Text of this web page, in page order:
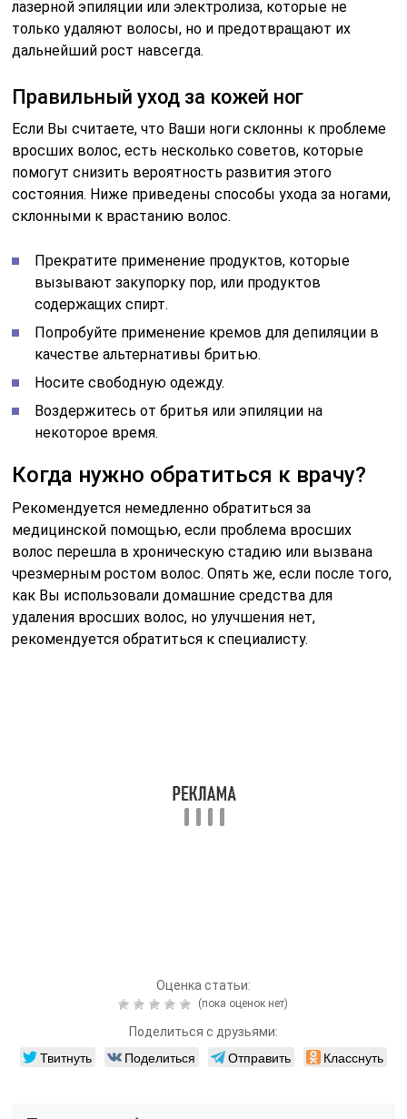
лазерной эпиляции или электролиза, которые не
только удаляют волосы, но и предотвращают их
дальнейший рост навсегда.
Правильный уход за кожей ног
Если Вы считаете, что Ваши ноги склонны к проблеме
вросших волос, есть несколько советов, которые
помогут снизить вероятность развития этого
состояния. Ниже приведены способы ухода за ногами,
склонными к врастанию волос.
Прекратите применение продуктов, которые
вызывают закупорку пор, или продуктов
содержащих спирт.
Попробуйте применение кремов для депиляции в
качестве альтернативы бритью.
Носите свободную одежду.
Воздержитесь от бритья или эпиляции на
некоторое время.
Когда нужно обратиться к врачу?
Рекомендуется немедленно обратиться за
медицинской помощью, если проблема вросших
волос перешла в хроническую стадию или вызвана
чрезмерным ростом волос. Опять же, если после того,
как Вы использовали домашние средства для
удаления вросших волос, но улучшения нет,
рекомендуется обратиться к специалисту.
Поделиться Отправить
Читайте также: